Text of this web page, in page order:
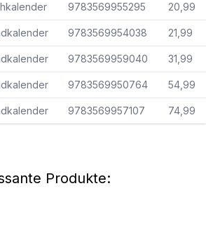
9783569955295 20,99
9783569954038 21,99
9783569959040 31,99
9783569950764 54,99
9783569957107 74,99
Produkte: